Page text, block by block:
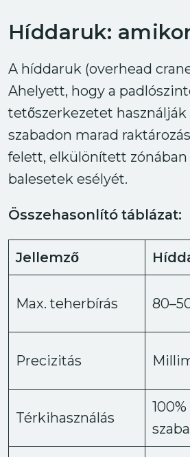
Híddaruk:
A híddaruk (overhead
Ahelyett, hogy a
tetőszerkezetet
szabadon marad
felett, elkülönített
balesetek esélyét.
Összehasonlító táblázat:
Jellemző
Max. teherbírás
Precizitás
Térkihasználás